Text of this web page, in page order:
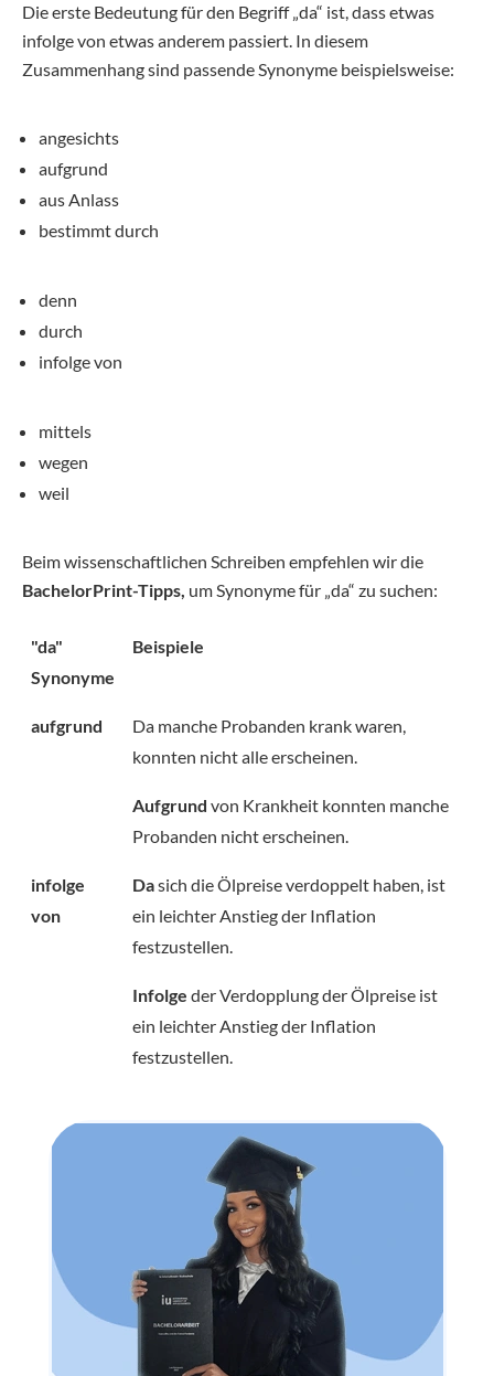
Die erste Bedeutung für den Begriff „da“ ist, dass etwas
infolge von etwas anderem passiert. In diesem
Zusammenhang sind passende Synonyme beispielsweise:
angesichts
aufgrund
aus Anlass
bestimmt durch
denn
durch
infolge von
mittels
wegen
weil
Beim wissenschaftlichen Schreiben empfehlen wir die
BachelorPrint-Tipps, um Synonyme für „da“ zu suchen:
"da"
Synonyme
Beispiele
aufgrund
Da manche Probanden krank waren,
konnten nicht alle erscheinen.
Aufgrund von Krankheit konnten manche
Probanden nicht erscheinen.
infolge
von
Dasich die Ölpreise verdoppelt haben, ist
ein leichter Anstieg der Inflation
festzustellen.
Infolge der Verdopplung der Ölpreise ist
ein leichter Anstieg der Inflation
festzustellen.